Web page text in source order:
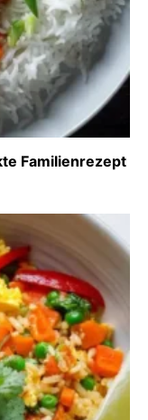
Familienrezept